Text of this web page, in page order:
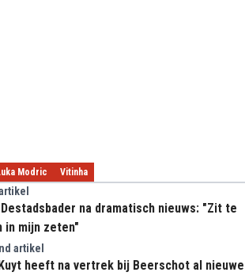
Modric Vitinha
na dramatisch nieuws: "Zit te
in mijn zeten"
artikel
heeft na vertrek bij Beerschot al nieuwe